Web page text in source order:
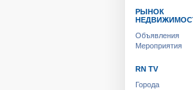
РЫНОК
Объявления
Мероприятия
RN TV
Города